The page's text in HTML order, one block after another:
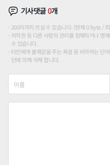
기사댓글0개
200자까지 쓰실 수 있습니다. (현재 0 byte /
저작권 등 다른 사람의 권리를 침해하거나 명
수 있습니다.
타인에게 불쾌감을 주는 욕설 등 비하하는 단
단에 의해 삭제 합니다.